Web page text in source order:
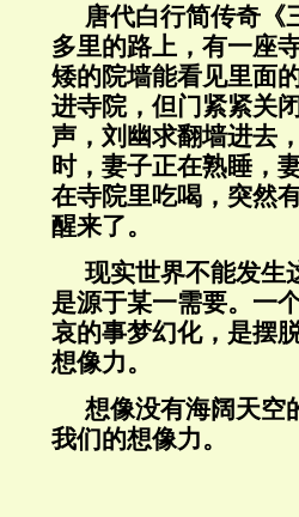
唐代白行简传奇《
多里的路上，有一座
矮的院墙能看见里面
进寺院，但门紧紧关
声，刘幽求翻墙进去
时，妻子正在熟睡，
在寺院里吃喝，突然
醒来了。
现实世界不能发生
是源于某一需要。一
哀的事梦幻化，是摆
想像力。
想像没有海阔天空
我们的想像力。